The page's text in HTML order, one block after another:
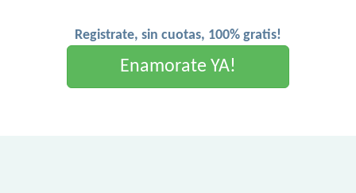
Registrate, sin cuotas, 100% gratis!
Enamorate YA!